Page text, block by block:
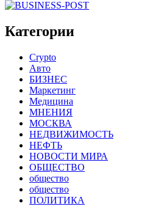
Категории
Crypto
Авто
БИЗНЕС
Маркетинг
Медицина
МНЕНИЯ
МОСКВА
НЕДВИЖИМОСТЬ
НЕФТЬ
НОВОСТИ МИРА
ОБЩЕСТВО
общество
общество
ПОЛИТИКА